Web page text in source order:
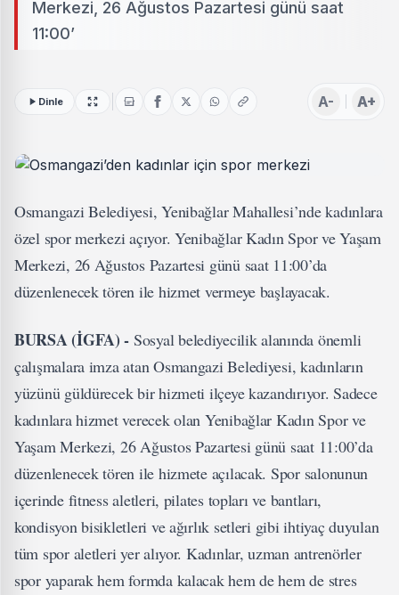
Merkezi, 26 Ağustos Pazartesi günü saat
11:00’
Dinle A- A+
Osmangazi Belediyesi, Yenibağlar Mahallesi’nde kadınlara
özel spor merkezi açıyor. Yenibağlar Kadın Spor ve Yaşam
Merkezi, 26 Ağustos Pazartesi günü saat 11:00’da
düzenlenecek tören ile hizmet vermeye başlayacak.
BURSA (İGFA) - Sosyal belediyecilik alanında önemli
çalışmalara imza atan Osmangazi Belediyesi, kadınların
yüzünü güldürecek bir hizmeti ilçeye kazandırıyor. Sadece
kadınlara hizmet verecek olan Yenibağlar Kadın Spor ve
Yaşam Merkezi, 26 Ağustos Pazartesi günü saat 11:00’da
düzenlenecek tören ile hizmete açılacak. Spor salonunun
içerinde fitness aletleri, pilates topları ve bantları,
kondisyon bisikletleri ve ağırlık setleri gibi ihtiyaç duyulan
tüm spor aletleri yer alıyor. Kadınlar, uzman antrenörler
spor yaparak hem formda kalacak hem de hem de stres